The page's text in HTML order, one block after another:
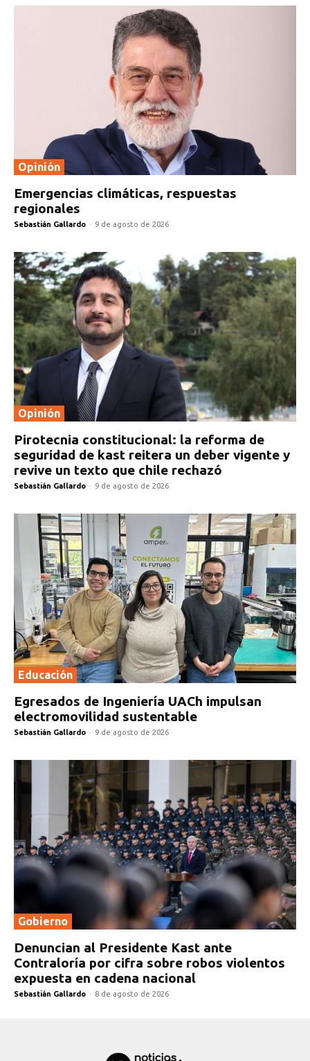
Opinión
Emergencias climáticas, respuestas
regionales
Sebastián Gallardo - 9 de agosto de 2026
Opinión
Pirotecnia constitucional: la reforma de
seguridad de kast reitera un deber vigente y
revive un texto que chile rechazó
Sebastián Gallardo - 9 de agosto de 2026
Educación
Egresados de Ingeniería UACh impulsan
electromovilidad sustentable
Sebastián Gallardo - 9 de agosto de 2026
Gobierno
Denuncian al Presidente Kast ante
Contraloría por cifra sobre robos violentos
expuesta en cadena nacional
Sebastián Gallardo - 8 de agosto de 2026